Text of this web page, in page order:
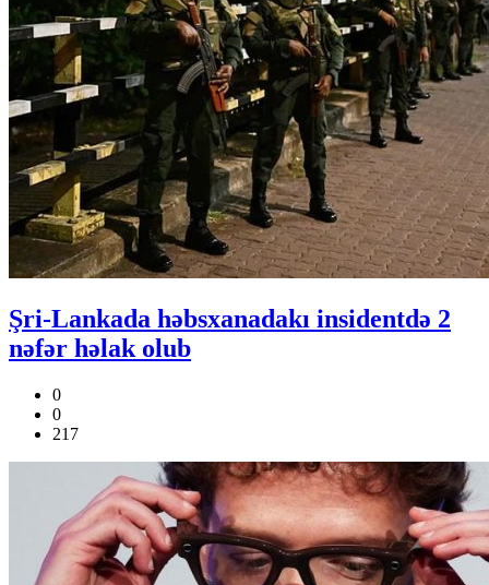
Şri-Lankada həbsxanadakı insidentdə 2
nəfər həlak olub
0
0
217